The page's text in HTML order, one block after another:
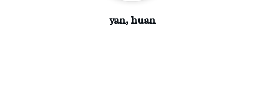
yan, huan